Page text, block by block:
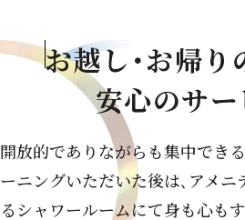
お越し･お帰り
安心のサー
開放的でありながらも集中でき
ーニングいただいた後は､ アメニ
るシャワールームにて身も心も